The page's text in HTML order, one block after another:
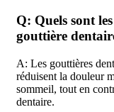
Q: Quels sont
gouttière
A: Les gouttières
réduisent la douleur
sommeil, tout en
dentaire.